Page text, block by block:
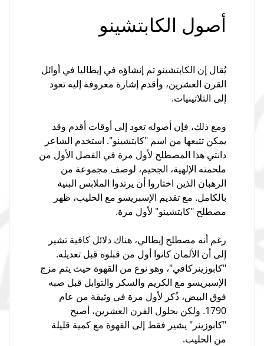
أصول الكابتشينو
يُقال إن الكابتشينو تم إنشاؤه في إيطاليا في أوائل
القرن العشرين، وأقدم إشارة معروفة إليه تعود
إلى الثلاثينيات.
ومع ذلك، فإن أصوله تعود إلى أوقات أقدم وقد
يمكن تتبعها من اسم "كابتشينو". استخدم الشاعر
دانتي هذا المصطلح لأول مرة في الفصل الأول من
ملحمته الإلهية، الجحيم، لوصف مجموعة من
الرهبان الذين اختاروا أن يرتدوا الملابس البنية
بالكامل. مع تقديم الإسبريسو مع الحليب، ظهر
مصطلح "كابتشينو" لأول مرة.
رغم أنه مصطلح إيطالي، هناك دلائل كافية تشير
إلى أن الألمان كانوا أول من قبلوه قبل تعديله.
"كابوزينركافي"، وهو نوع من القهوة حيث يتم مزج
الإسبريسو مع الكريم والسكر والتوابل قبل صبه
فوق البيض، ذُكر لأول مرة في وثيقة من عام
1790. ولكن بحلول القرن العشرين، أصبح
"كابوزينر" يشير فقط إلى القهوة مع كمية قليلة
من الحليب.